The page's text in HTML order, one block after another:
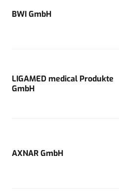
BWI GmbH
LIGAMED medical Produkte
GmbH
AXNAR GmbH